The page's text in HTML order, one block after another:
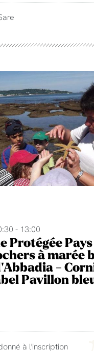
- 13:00
Protégée
à marée
-
Pavillon
à l'inscription